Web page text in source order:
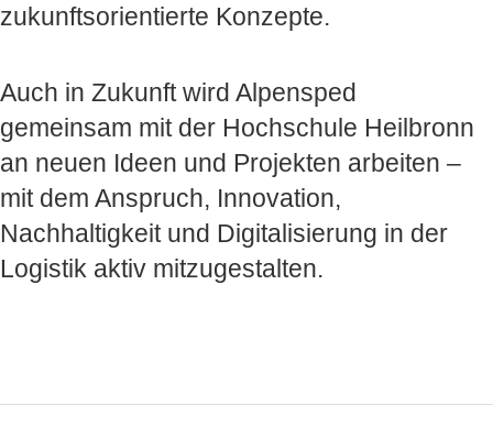
zukunftsorientierte Konzepte.
Auch in Zukunft wird Alpensped
gemeinsam mit der Hochschule Heilbronn
an neuen Ideen und Projekten arbeiten –
mit dem Anspruch, Innovation,
Nachhaltigkeit und Digitalisierung in der
Logistik aktiv mitzugestalten.